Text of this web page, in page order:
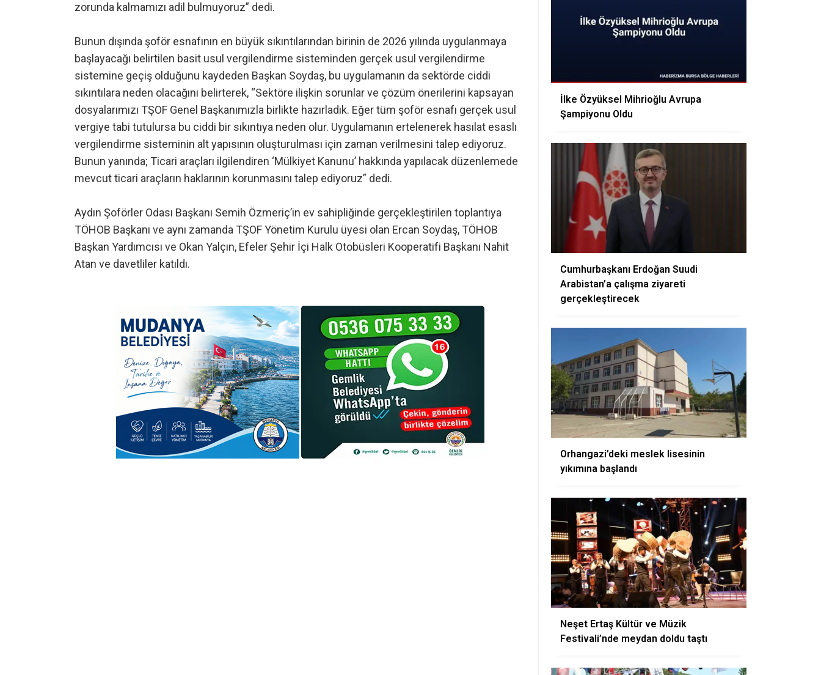
zorunda kalmamızı adil bulmuyoruz” dedi.
Bunun dışında şoför esnafının en büyük sıkıntılarından birinin de 2026 yılında uygulanmaya
başlayacağı belirtilen basit usul vergilendirme sisteminden gerçek usul vergilendirme
sistemine geçiş olduğunu kaydeden Başkan Soydaş, bu uygulamanın da sektörde ciddi
sıkıntılara neden olacağını belirterek, “Sektöre ilişkin sorunlar ve çözüm önerilerini kapsayan
dosyalarımızı TŞOF Genel Başkanımızla birlikte hazırladık. Eğer tüm şoför esnafı gerçek usul
vergiye tabi tutulursa bu ciddi bir sıkıntıya neden olur. Uygulamanın ertelenerek hasılat esaslı
vergilendirme sisteminin alt yapısının oluşturulması için zaman verilmesini talep ediyoruz.
Bunun yanında; Ticari araçları ilgilendiren ‘Mülkiyet Kanunu’ hakkında yapılacak düzenlemede
mevcut ticari araçların haklarının korunmasını talep ediyoruz” dedi.
Aydın Şoförler Odası Başkanı Semih Özmeriç’in ev sahipliğinde gerçekleştirilen toplantıya
TÖHOB Başkanı ve aynı zamanda TŞOF Yönetim Kurulu üyesi olan Ercan Soydaş, TÖHOB
Başkan Yardımcısı ve Okan Yalçın, Efeler Şehir İçi Halk Otobüsleri Kooperatifi Başkanı Nahit
Atan ve davetliler katıldı.
İlke Özyüksel Mihrioğlu Avrupa
Şampiyonu Oldu
Cumhurbaşkanı Erdoğan Suudi
Arabistan’a çalışma ziyareti
gerçekleştirecek
Orhangazi’deki meslek lisesinin
yıkımına başlandı
Neşet Ertaş Kültür ve Müzik
Festivali’nde meydan doldu taştı